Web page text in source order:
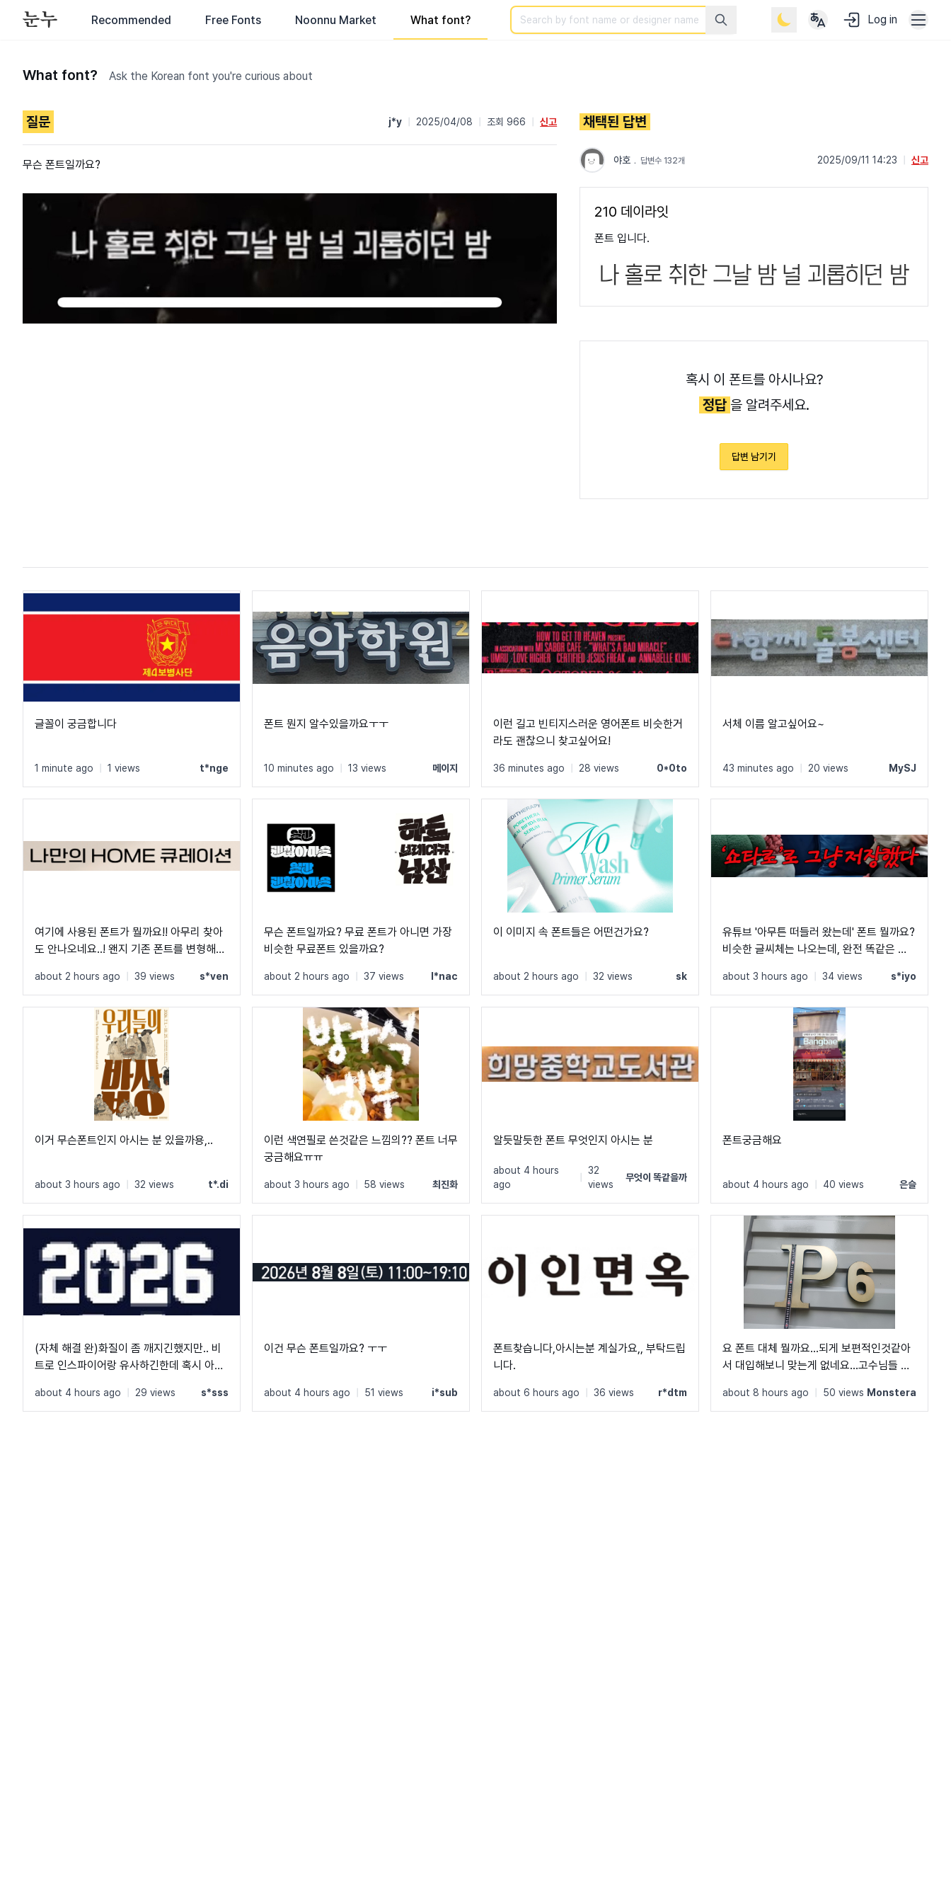
Recommended Free Fonts Noonnu Market What font?
Search Log in
What font? Ask the Korean font you're curious about
질문 j*y 2025/04/08 조회 966 신고
무슨 폰트일까요?
채택된 답변
야호 ﹒ 답변수 132개 2025/09/11 14:23 신고
210 데이라잇
폰트 입니다.
혹시 이 폰트를 아시나요?
정답 을 알려주세요.
답변 남기기
글꼴이 궁금합니다
1 minute ago 1 views t*nge
폰트 뭔지 알수있을까요ㅜㅜ
10 minutes ago 13 views 메이지
이런 길고 빈티지스러운 영어폰트 비슷한거
라도 괜찮으니 찾고싶어요!
36 minutes ago 28 views 0*0to
서체 이름 알고싶어요~
43 minutes ago 20 views MySJ
여기에 사용된 폰트가 뭘까요!! 아무리 찾아
도 안나오네요..! 왠지 기존 폰트를 변형해서
니다!
about 2 hours ago 39 views s*ven
무슨 폰트일까요? 무료 폰트가 아니면 가장
비슷한 무료폰트 있을까요?
about 2 hours ago 37 views l*nac
이 이미지 속 폰트들은 어떤건가요?
about 2 hours ago 32 views sk
유튜브 '아무튼 떠들러 왔는데' 폰트 뭘까요?
비슷한 글씨체는 나오는데, 완전 똑같은 폰
about 3 hours ago 34 views s*iyo
이거 무슨폰트인지 아시는 분 있을까용,..
about 3 hours ago 32 views t*.di
이런 색연필로 쓴것같은 느낌의?? 폰트 너무
궁금해요ㅠㅠ
about 3 hours ago 58 views 최진화
알듯말듯한 폰트 무엇인지 아시는 분
about 4 hours
ago
32
views
무엇이 똑같을까
폰트궁금해요
about 4 hours ago 40 views 은슬
(자체 해결 완)화질이 좀 깨지긴했지만.. 비
트로 인스파이어랑 유사하긴한데 혹시 아시
about 4 hours ago 29 views s*sss
이건 무슨 폰트일까요? ㅜㅜ
about 4 hours ago 51 views i*sub
폰트찾습니다,아시는분 계실가요,, 부탁드립
니다.
about 6 hours ago 36 views r*dtm
요 폰트 대체 뭘까요...되게 보편적인것같아
서 대입해보니 맞는게 없네요...고수님들 도
about 8 hours ago 50 views Monstera